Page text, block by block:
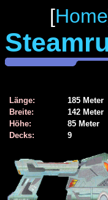
[Home
Länge: 185 Meter
Breite:
142 Meter
Höhe:
85 Meter
Decks:
9